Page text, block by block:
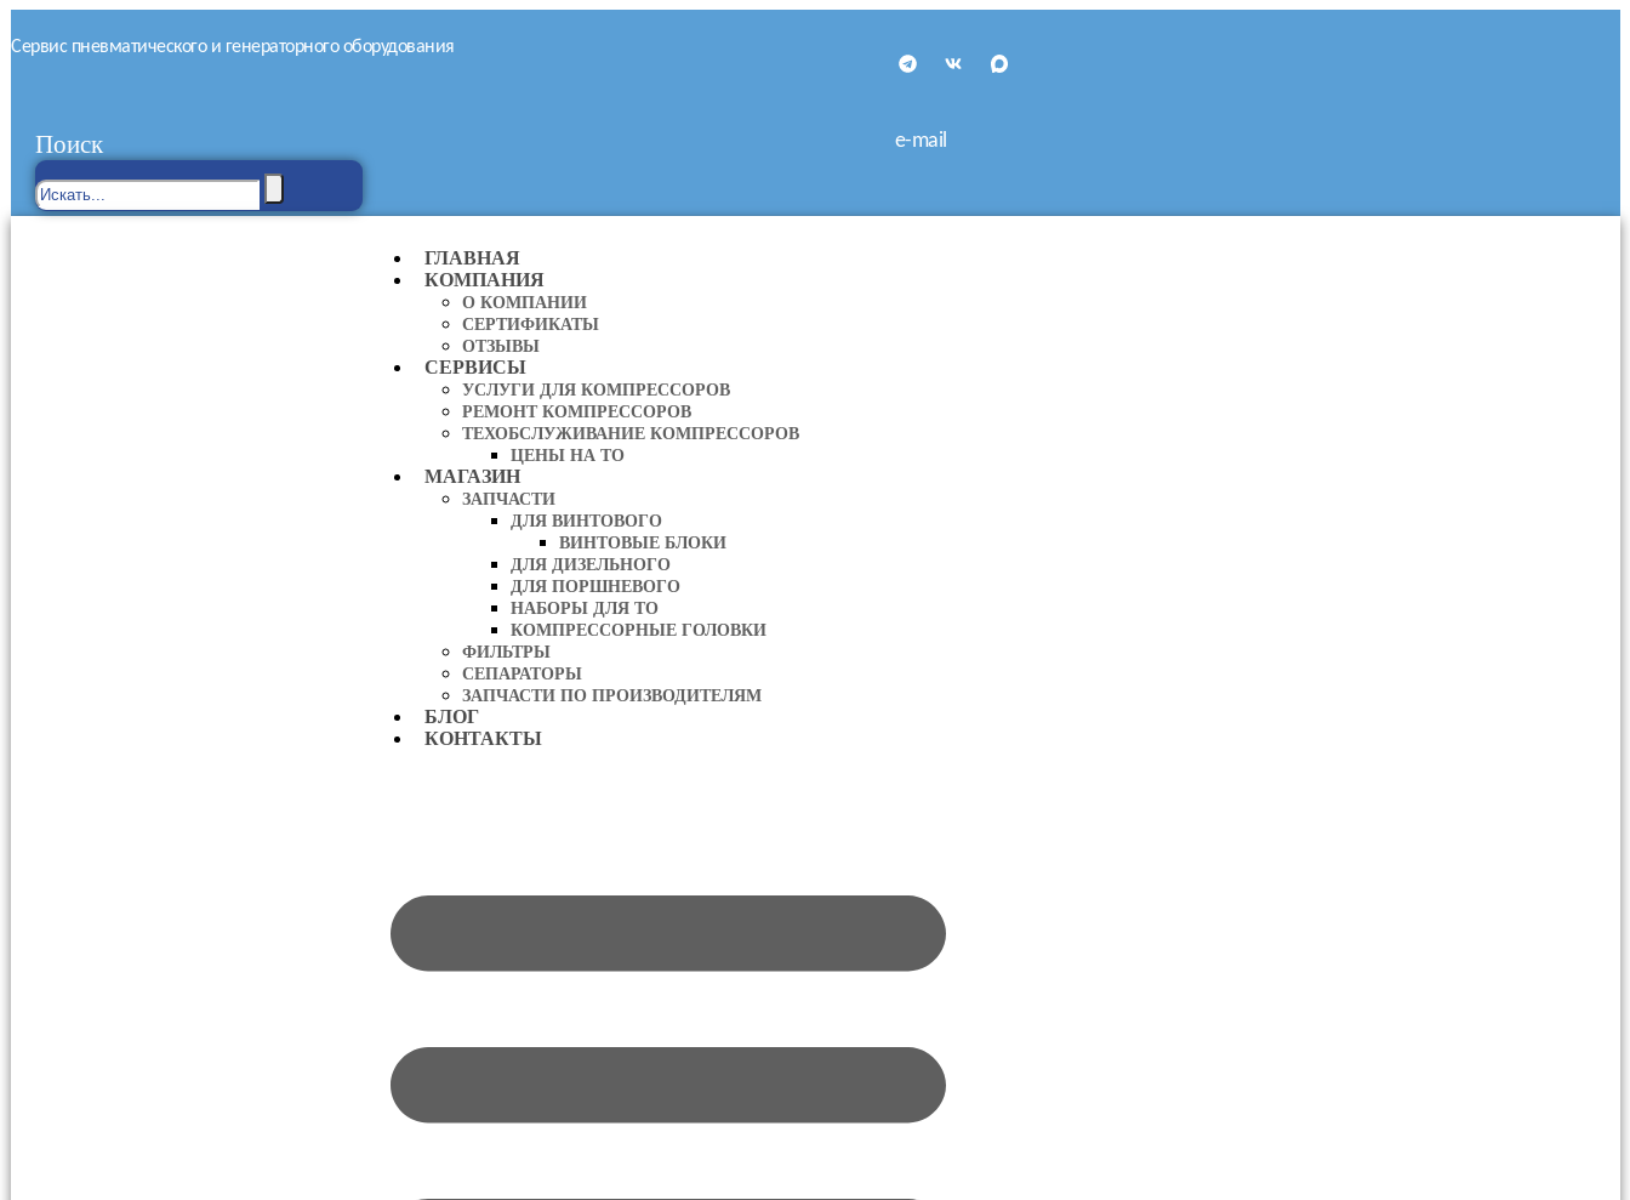
Сервис пневматического и генераторного оборудования
Поиск e-mail
ГЛАВНАЯ
КОМПАНИЯ
О КОМПАНИИ
СЕРТИФИКАТЫ
ОТЗЫВЫ
СЕРВИСЫ
УСЛУГИ ДЛЯ КОМПРЕССОРОВ
РЕМОНТ КОМПРЕССОРОВ
ТЕХОБСЛУЖИВАНИЕ КОМПРЕССОРОВ
ЦЕНЫ НА ТО
МАГАЗИН
ЗАПЧАСТИ
ДЛЯ ВИНТОВОГО
ВИНТОВЫЕ БЛОКИ
ДЛЯ ДИЗЕЛЬНОГО
ДЛЯ ПОРШНЕВОГО
НАБОРЫ ДЛЯ ТО
КОМПРЕССОРНЫЕ ГОЛОВКИ
ФИЛЬТРЫ
СЕПАРАТОРЫ
ЗАПЧАСТИ ПО ПРОИЗВОДИТЕЛЯМ
БЛОГ
КОНТАКТЫ